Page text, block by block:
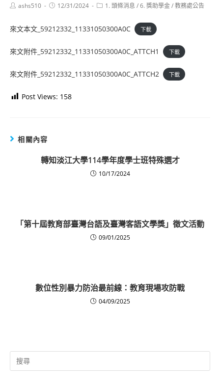
Postashs510
Post12/31/2024
Post1. 頭條消息 /6. 獎助學金/教務處公告
來文本文_59212332_11331050300A0C 下載
來文附件_59212332_11331050300A0C_ATTCH1 下載
來文附件_59212332_11331050300A0C_ATTCH2 下載
Post Views: 158
相關內容
轉知淡江大學114學年度學士班特殊選才
10/17/2024
「第十屆教育部臺灣台語及臺灣客語文學獎」徵文活動
09/01/2025
數位性別暴力防治最前線：教育現場攻防戰
04/09/2025
Search
for: